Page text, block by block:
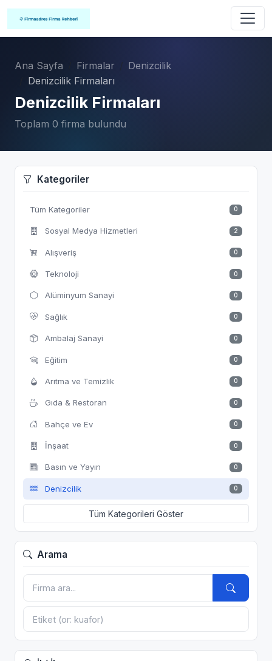
Ana Sayfa Firmalar
Denizcilik
Denizcilik Firmaları
Denizcilik Firmaları
Toplam 0 firma bulundu
Kategoriler
Tüm Kategoriler 0
Sosyal Medya Hizmetleri 2
Alışveriş 0
Teknoloji 0
Alüminyum Sanayi 0
Sağlık 0
Ambalaj Sanayi 0
Eğitim 0
Arıtma ve Temizlik 0
Gıda & Restoran 0
Bahçe ve Ev 0
İnşaat 0
Basın ve Yayın 0
Denizcilik 0
Tüm Kategorileri Göster
Arama